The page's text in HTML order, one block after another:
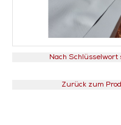
Nach Schlüsselwort
Zurück zum